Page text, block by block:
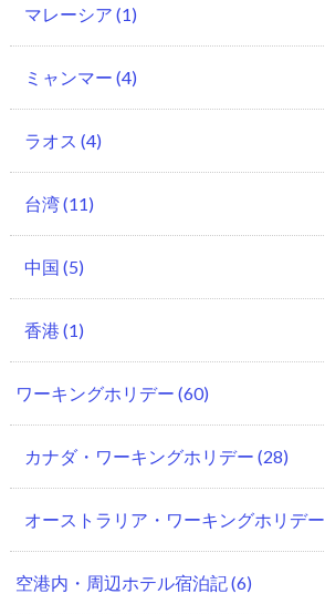
マレーシア (1)
ミャンマー (4)
ラオス (4)
台湾(11)
中国 (5)
香港 (1)
ワーキングホリデー (60)
カナダ・ワーキングホリデー (28)
オーストラリア・ワーキングホリデー
空港内・周辺ホテル宿泊記(6)